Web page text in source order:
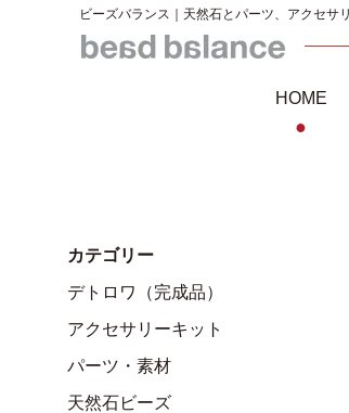
ビーズバランス｜天然石とパーツ、アクセサ
HOME
●
カテゴリー
デトロワ（完成品）
アクセサリーキット
パーツ・素材
天然石ビーズ